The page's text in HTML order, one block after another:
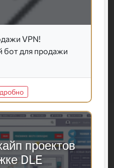
VPN!
бот для продажи
проектов
DLE